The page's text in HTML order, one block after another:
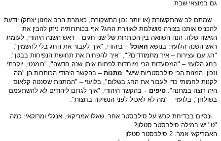
גם במוצאי שבת.
שמתם לב שהתקשורת (או יותר נכון התשקורת, כאמרת הרב אמנון יצחק) יודעת
להכניס אותנו בצורה מושלמת לאווירת החג? אף בכותרותיה ניתן להבין את
הגישה שלה. הנה השוואה בין הכותרות של שני חגים – ראש השנה היהודי, לעומת
ראש השנה הלועזי: בנושא האוכל – ביהודי, "איך לעבור את החג בלי להשמין",
"חג עם עצירות – איך מתמודדים?", "איך להפחית את תחושת הנפיחות בבטן".
בחג הלועזי – "המסעדות הכי מיוחדות לפתוח איתן שנה חדשה", "רומנטי, יוקרתי
ונכון. המנות הכי סילבסטריות שיש". מתנות – בהקשר היהודי הכותרות הן "מה
לקנות לחמותי כדי לעבור את החג בשלום", בלועזי – "המתנות שסנטה קלאוס
היה רוצה במתנה". טיפים – בהקשר היהודי, "איך לגרום ליהודים לא להשתעמם
בשולחן", בלועזי – "מה לא לאכול לפני הנשיקה בחצות".
ונסיים בבדיחת קרש על סילבסטר אחר: שאלו אמריקאי, אנגלי ומרוקאי: כמה
"ט" יש במילה סילבסטר סטלון?
האמריקאי אמר: 2 סילבסטר סטלון